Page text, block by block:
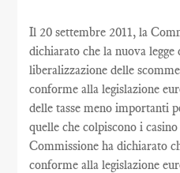
Il 20 settembre 2011, la
dichiarato che la nuova legge
liberalizzazione delle
conforme alla legislazione
delle tasse meno importanti
quelle che colpiscono i
Commissione ha dichiarato
conforme alla legislazione